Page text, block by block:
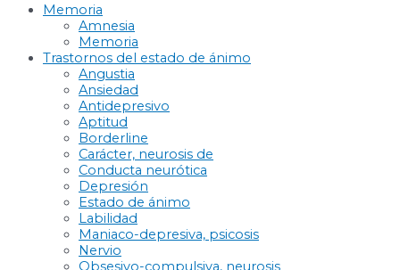
Memoria
Amnesia
Memoria
Trastornos del estado de ánimo
Angustia
Ansiedad
Antidepresivo
Aptitud
Borderline
Carácter, neurosis de
Conducta neurótica
Depresión
Estado de ánimo
Labilidad
Maniaco-depresiva, psicosis
Nervio
Obsesivo-compulsiva, neurosis